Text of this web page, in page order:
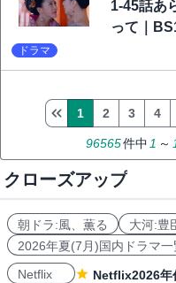
1-45話あ
って｜
ドラマ
96565件中1 ～
1 2 3 4
クローズアップ
朝ドラ:風、薫る 大河:豊
2026年夏(7月)国内ドラマ一
Netflix
Netflix2026年